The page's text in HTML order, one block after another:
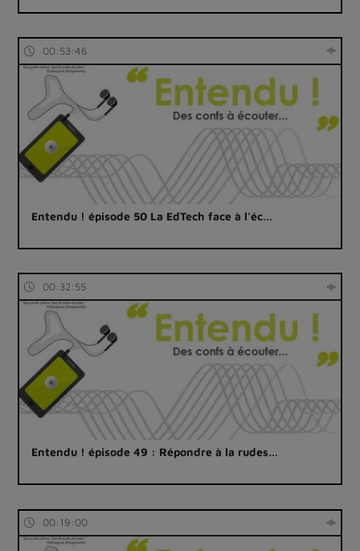
00:53:46
Entendu ! épisode 50 La EdTech face à l'éc…
00:32:55
Entendu ! épisode 49 : Répondre à la rudes…
00:19:00